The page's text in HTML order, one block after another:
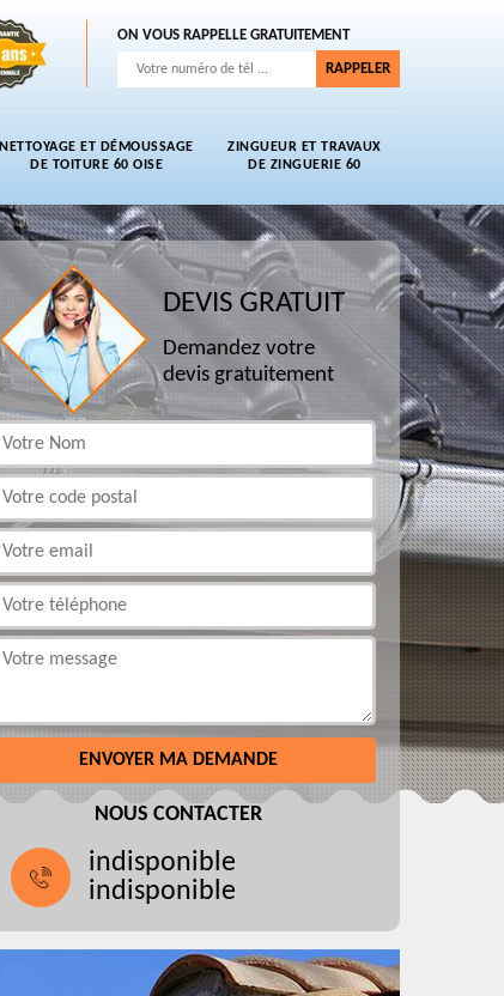
ON VOUS RAPPELLE GRATUITEMENT
NETTOYAGE ET DÉMOUSSAGE
DE TOITURE 60 OISE
ZINGUEUR ET TRAVAUX
DE ZINGUERIE 60
DEVIS GRATUIT
Demandez votre
devis gratuitement
NOUS CONTACTER
indisponible
indisponible